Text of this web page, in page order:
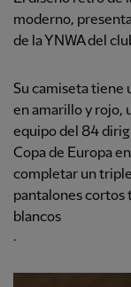
moderno,
de la YNWA del
Su camiseta tiene
en amarillo y rojo,
equipo del 84
Copa de Europa
completar un
pantalones cortos
blancos
.